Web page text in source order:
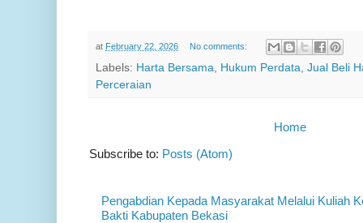
at February 22, 2026 No comments:
Labels: Harta Bersama, Hukum Perdata, Jual Beli
Perceraian
Home
Subscribe to: Posts (Atom)
Pengabdian Kepada Masyarakat Melalui Kuliah
Bakti Kabupaten Bekasi